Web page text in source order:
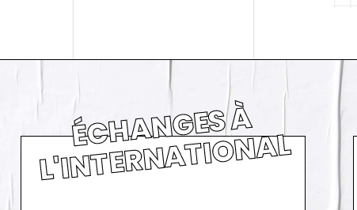
É
C
H
A
N
GE
S
À
L'I
N
TE
R
N
A
TI
O
N
AL